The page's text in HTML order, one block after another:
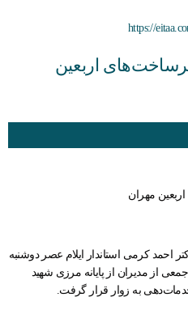
https://
زیرساخت‌های اربعین
اربعین مهران
احمد کرمی استاندار ایلام عصر دوشنبه
از مدیران از پایانه مرزی شهید
به زوار قرار گرفت.